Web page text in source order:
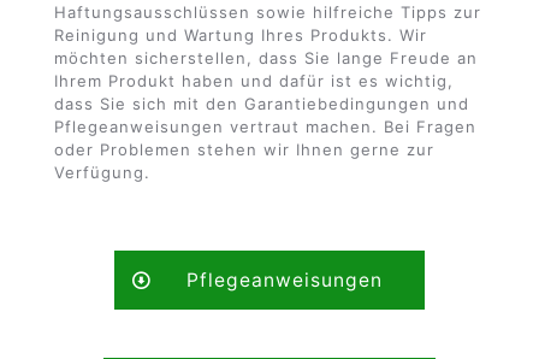
Haftungsausschlüssen sowie hilfreiche Tipps zur
Reinigung und Wartung Ihres Produkts. Wir
möchten sicherstellen, dass Sie lange Freude an
Ihrem Produkt haben und dafür ist es wichtig,
dass Sie sich mit den Garantiebedingungen und
Pflegeanweisungen vertraut machen. Bei Fragen
oder Problemen stehen wir Ihnen gerne zur
Verfügung.
Pflegeanweisungen